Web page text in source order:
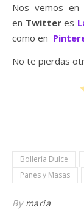
Nos vemos en
en Twitteres
como en
No te pierdas
Bollería Dulce
Panes y Masas
By maria